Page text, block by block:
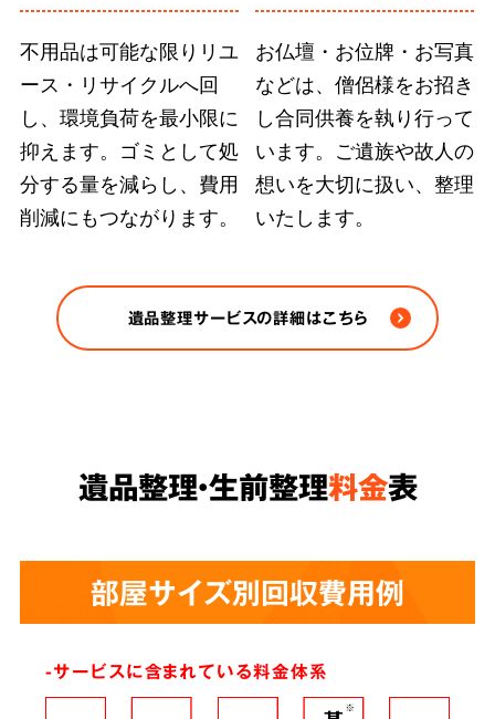
弊社ではどのような状況の遺品整理も、故人の
大切にされていた品物や重要書類を探し出す手
段を尽くします。また、
部屋の完全清掃、脱臭
除菌など、原状回復のおすすめ方法をご案内
※ゴミや不用品の処分は各自治体の条例/法令に
従い適正に処分します。
不用品は可能な限りリユ
ース・リサイクルへ回
し、環境負荷を最小限に
抑えます。ゴミとして処
分する量を減らし、費用
削減にもつながります。
お仏壇・お位牌・お写真
などは、僧侶様をお招き
し合同供養を執り行って
います。ご遺族や故人の
想いを大切に扱い、整理
いたします。
遺品整理サービスの詳細はこちら
遺品整理・生前整理料金表
部屋サイズ別回収費用例
-サービスに含まれている料金体系